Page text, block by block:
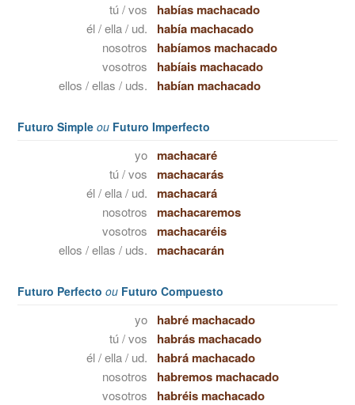
tú / vos habías machacado
él / ella / ud. había machacado
nosotros habíamos machacado
vosotros habíais machacado
ellos / ellas / uds. habían machacado
Futuro Simple ou Futuro Imperfecto
yo machacaré
tú / vos machacarás
él / ella / ud. machacará
nosotros machacaremos
vosotros machacaréis
ellos / ellas / uds. machacarán
Futuro Perfecto ou Futuro Compuesto
yo habré machacado
tú / vos habrás machacado
él / ella / ud. habrá machacado
nosotros habremos machacado
vosotros habréis machacado